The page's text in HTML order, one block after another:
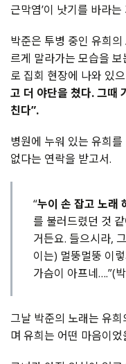
근막염’이 낫기를 바라
박준은 투병 중인 유희
르게 말라가는 모습을 보
로 집회 현장에 나와 있
고 더 야단을 쳤다. 그때
친다”.
병원에 누워 있는 유희
없다는 연락을 받고서.
“누이 손 잡고 노래
를 불러드렸던 것
거든요. 들으시라,
이는) 멀뚱멀뚱 이
가슴이 아프네….”(
그날 박준의 노래는 유
며 유희는 어떤 마음이었